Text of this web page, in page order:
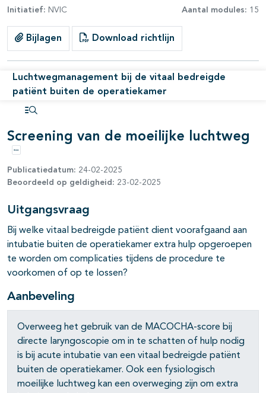
Initiatief: NVIC Aantal modules: 15
Bijlagen Download richtlijn
Luchtwegmanagement bij de vitaal bedreigde
patiënt buiten de operatiekamer
open- en dichtklappen
Screening van de moeilijke luchtweg
Opties
Publicatiedatum: 24-02-2025
Beoordeeld op geldigheid: 23-02-2025
Uitgangsvraag
Bij welke vitaal bedreigde patiënt dient voorafgaand aan
intubatie buiten de operatiekamer extra hulp opgeroepen
te worden om complicaties tijdens de procedure te
voorkomen of op te lossen?
Aanbeveling
Overweeg het gebruik van de MACOCHA-score bij
directe laryngoscopie om in te schatten of hulp nodig
is bij acute intubatie van een vitaal bedreigde patiënt
buiten de operatiekamer. Ook een fysiologisch
moeilijke luchtweg kan een overweging zijn om extra